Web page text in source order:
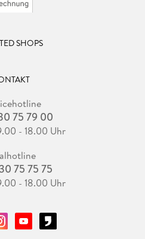
SHOPS
75 79 00
- 18.00 Uhr
75 75 75
- 18.00 Uhr